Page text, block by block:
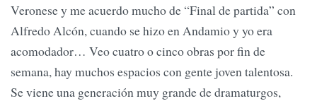
Veronese y me acuerdo mucho de “Final de partida” con
Alfredo Alcón, cuando se hizo en Andamio y yo era
acomodador… Veo cuatro o cinco obras por fin de
semana, hay muchos espacios con gente joven talentosa.
Se viene una generación muy grande de dramaturgos,